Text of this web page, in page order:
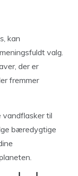
kan
valg.
der er
fremmer
til
bæredygtige